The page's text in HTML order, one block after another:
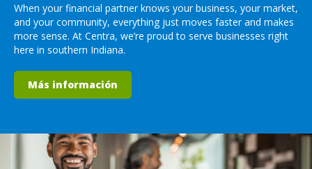
When your financial partner knows your business, your market,
and your community, everything just moves faster and makes
more sense. At Centra, we’re proud to serve businesses right
here in southern Indiana.
Más información